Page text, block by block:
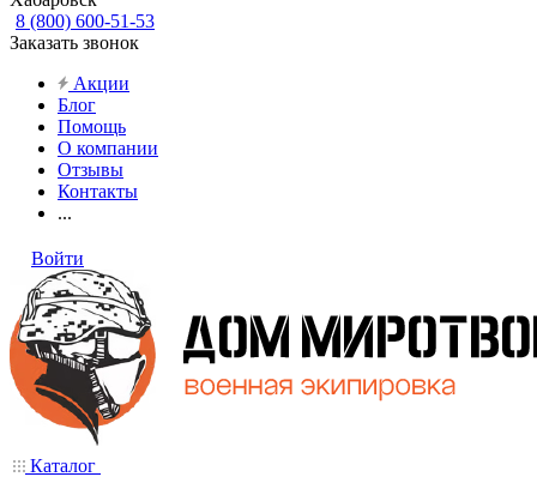
8 (800) 600-51-53
Заказать звонок
Акции
Блог
Помощь
О компании
Отзывы
Контакты
...
Войти
Каталог